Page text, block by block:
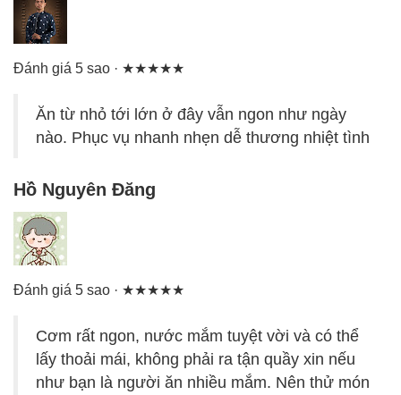
Đánh giá 5 sao · ★★★★★
Ăn từ nhỏ tới lớn ở đây vẫn ngon như ngày
nào. Phục vụ nhanh nhẹn dễ thương nhiệt tình
Hồ Nguyên Đăng
Đánh giá 5 sao · ★★★★★
Cơm rất ngon, nước mắm tuyệt vời và có thể
lấy thoải mái, không phải ra tận quầy xin nếu
như bạn là người ăn nhiều mắm. Nên thử món